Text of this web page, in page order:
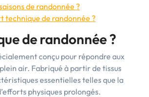
de randonnée ?
de randonnée ?
de randonnée ?
conçu pour répondre aux
air. Fabriqué à partir de tissus
essentielles telles que la
physiques prolongés.